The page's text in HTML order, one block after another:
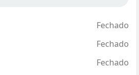
Fechado
Fechado
Fechado